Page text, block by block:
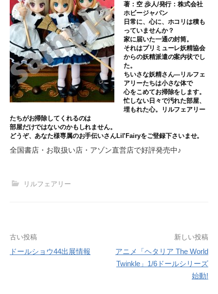
著：空 歩人/発行：株式会社
ホビージャパン
日常に、心に、ホコリは積も
っていませんか？
家に届いた一通の封筒。
それはプリミューレ妖精協会
からの妖精派遣の案内状でし
た。
ちいさな妖精さん―リルフェ
アリーたちは小さな体で
心をこめてお掃除をします。
忙しない日々で汚れた部屋、
埋もれた心。リルフェアリー
たちがお掃除してくれるのは
部屋だけではないのかもしれません。
どうぞ、あなた様専属のお手伝いさんLil’Fairyをご登録下さいませ。
全国書店・お取扱い店・アゾン直営店で好評発売中♪
リルフェアリー
投
稿
古い投稿
ドールショウ44出展情報
新しい投稿
アニメ「ヘタリア The World
Twinkle」1/6ドールシリーズ
始動!